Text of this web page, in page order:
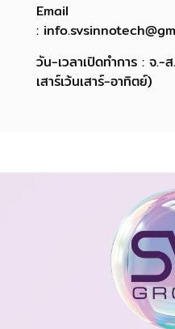
Email
:
วัน-เวลาเปิดทำการ : จ
เสาร์เว้นเสาร์-อาทิตย์)